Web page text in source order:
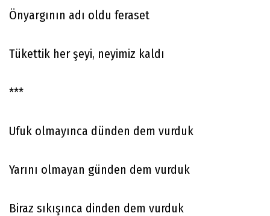
Önyargının adı oldu feraset
Tükettik her şeyi, neyimiz kaldı
***
Ufuk olmayınca dünden dem vurduk
Yarını olmayan günden dem vurduk
Biraz sıkışınca dinden dem vurduk